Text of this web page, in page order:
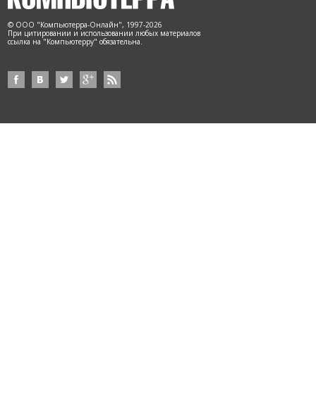
© ООО "Компьютерра-Онлайн", 1997-2026
При цитировании и использовании любых материалов
ссылка на "Компьютерру" обязательна.